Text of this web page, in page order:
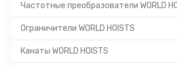
Частотные преобразователи WORLD
Ограничители WORLD HOISTS
Канаты WORLD HOISTS